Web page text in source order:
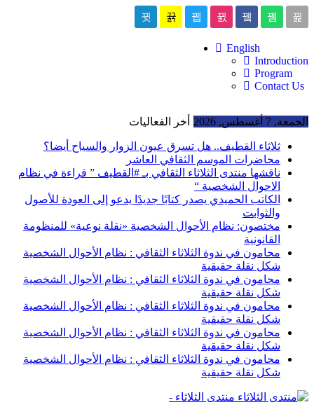
English
Introduction
Program
Contact Us
الجمعة, 7 أغسطس, 2026 أخر الفعاليات
ثلاثاء القطيف.. هل تسرق عيون الزوار والسياح أيضا؟
محاضرات الموسم الثقافي العاشر
ناقشها منتدى الثلاثاء الثقافي بـ #القطيف ” قراءة في نظام
الاحوال الشخصية “
الكاتب الحميدي يصدر كتابًا جديدًا يدعو إلى العودة للأصول
والثوابت
مختصون: نظام الأحوال الشخصية «نقلة نوعية» للمنظومة
القانونية
محامون في ندوة الثلاثاء الثقافي : نظام الأحوال الشخصية
شكل نقلة حقيقية
محامون في ندوة الثلاثاء الثقافي : نظام الأحوال الشخصية
شكل نقلة حقيقية
محامون في ندوة الثلاثاء الثقافي : نظام الأحوال الشخصية
شكل نقلة حقيقية
محامون في ندوة الثلاثاء الثقافي : نظام الأحوال الشخصية
شكل نقلة حقيقية
محامون في ندوة الثلاثاء الثقافي : نظام الأحوال الشخصية
شكل نقلة حقيقية
منتدى الثلاثاء -